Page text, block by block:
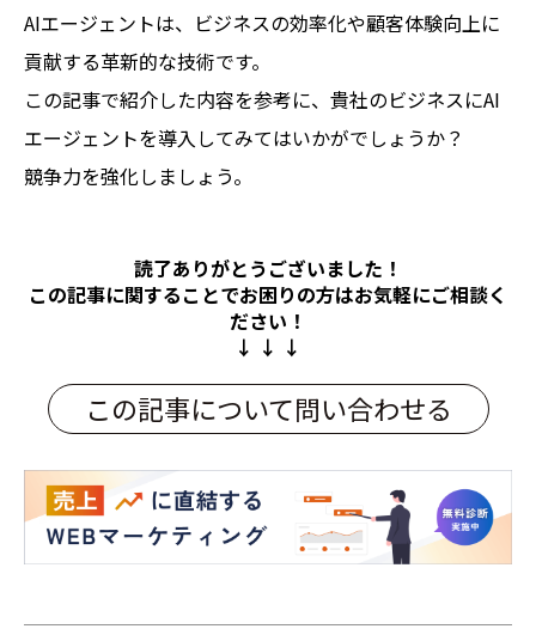
AIエージェントは、ビジネスの効率化や顧客体験向上に
貢献する革新的な技術です。
この記事で紹介した内容を参考に、貴社のビジネスにAI
エージェントを導入してみてはいかがでしょうか？
競争力を強化しましょう。
読了ありがとうございました！
この記事に関することでお困りの方はお気軽にご相談く
ださい！
↓ ↓ ↓
この記事について問い合わせる